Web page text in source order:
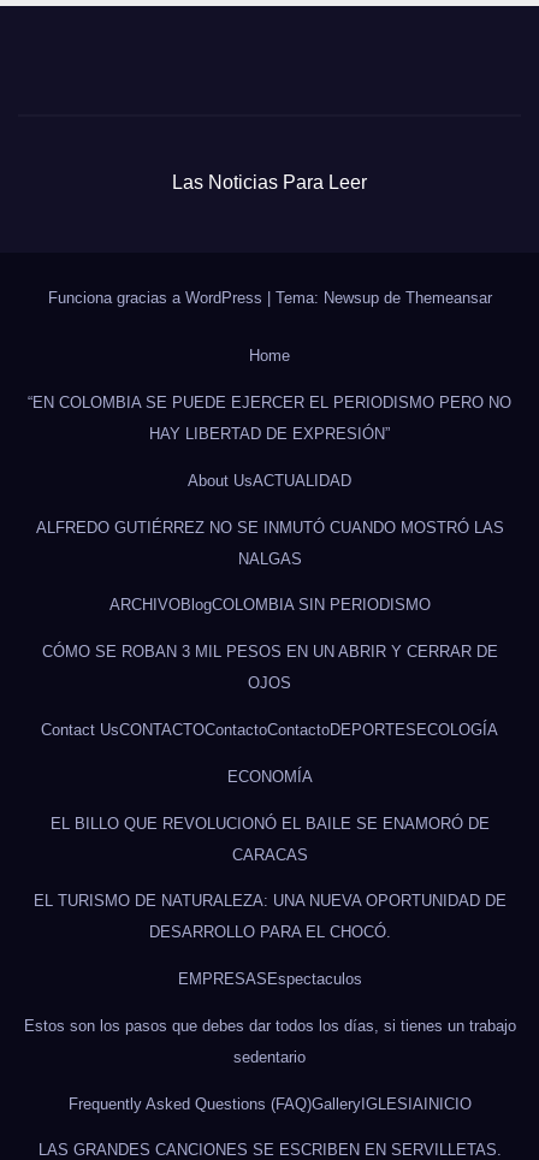
Las Noticias Para Leer
Funciona gracias a WordPress Tema: Newsup de Themeansar
Home
“EN COLOMBIA SE PUEDE EJERCER EL PERIODISMO PERO NO
HAY LIBERTAD DE EXPRESIÓN”
About UsACTUALIDAD
ALFREDO GUTIÉRREZ NO SE INMUTÓ CUANDO MOSTRÓ LAS
NALGAS
ARCHIVOBlogCOLOMBIA SIN PERIODISMO
CÓMO SE ROBAN 3 MIL PESOS EN UN ABRIR Y CERRAR DE
OJOS
Contact UsCONTACTOContactoContactoDEPORTES ECOLOGÍA
ECONOMÍA
EL BILLO QUE REVOLUCIONÓ EL BAILE SE ENAMORÓ DE
CARACAS
EL TURISMO DE NATURALEZA: UNA NUEVA OPORTUNIDAD DE
DESARROLLO PARA EL CHOCÓ.
EMPRESAS Espectaculos
Estos son los pasos que debes dar todos los días, si tienes un trabajo
sedentario
Frequently Asked Questions (FAQ)GalleryIGLESIAINICIO
LAS GRANDES CANCIONES SE ESCRIBEN EN SERVILLETAS.